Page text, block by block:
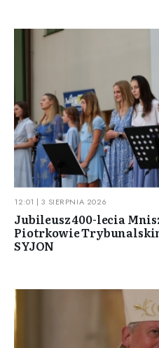
12:01 | 3 SIERPNIA 2026
Jubileusz 400-lecia
Piotrkowie
SYJON